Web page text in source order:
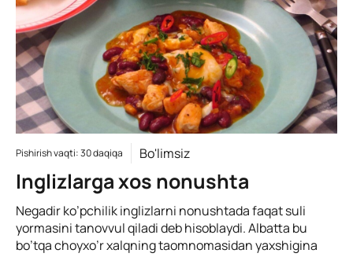
Pishirish vaqti: 30 daqiqa Bo'limsiz
Inglizlarga xos nonushta
Negadir ko’pchilik inglizlarni nonushtada faqat suli
yormasini tanovvul qiladi deb hisoblaydi. Albatta bu
bo’tqa choyxo’r xalqning taomnomasidan yaxshigina